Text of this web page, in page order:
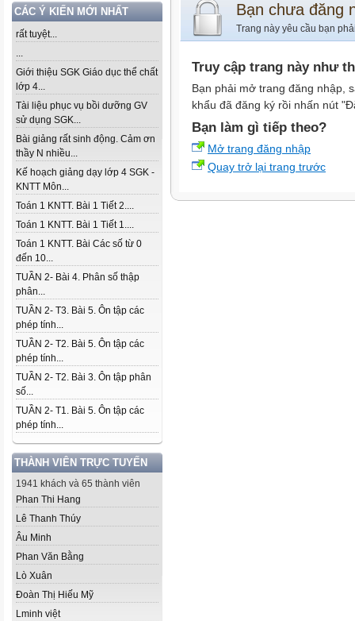
CÁC Ý KIẾN MỚI NHẤT
rất tuyệt...
...
Giới thiệu SGK Giáo dục thể chất
lớp 4...
Tài liệu phục vụ bồi dưỡng GV
sử dụng SGK...
Bài giảng rất sinh động. Cảm ơn
thầy N nhiều...
Kế hoạch giảng dạy lớp 4 SGK -
KNTT Môn...
Toán 1 KNTT. Bài 1 Tiết 2....
Toán 1 KNTT. Bài 1 Tiết 1....
Toán 1 KNTT. Bài Các số từ 0
đến 10...
TUẦN 2- Bài 4. Phân số thập
phân...
TUẦN 2- T3. Bài 5. Ôn tập các
phép tính...
TUẦN 2- T2. Bài 5. Ôn tập các
phép tính...
TUẦN 2- T2. Bài 3. Ôn tập phân
số...
TUẦN 2- T1. Bài 5. Ôn tập các
phép tính...
THÀNH VIÊN TRỰC TUYẾN
1941 khách và 65 thành viên
Phan Thi Hang
Lê Thanh Thúy
Âu Minh
Phan Văn Bằng
Lò Xuân
Đoàn Thị Hiếu Mỹ
Lminh việt
Bạn chưa đăng
Trang này yêu cầu bạn
Truy cập trang này như
Bạn phải mở trang đăng nhập,
khẩu đã đăng ký rồi nhấn nút
Bạn làm gì tiếp theo?
Mở trang đăng nhập
Quay trở lại trang trước